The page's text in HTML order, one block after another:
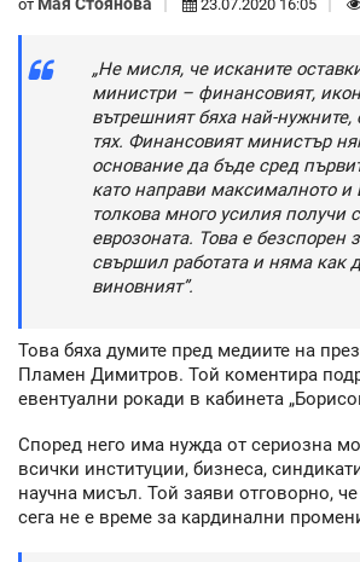
от 23.07.2020 16:05
„Не мисля, че исканите
министри – финансовият,
вътрешният бяха най-нужните,
тях. Финансовият министър
основание да бъде сред
като направи максималното и
толкова много усилия получи
еврозоната. Това е безспорен
свършил работата и няма как
виновният”.
Това бяха думите пред медиите на
Пламен Димитров. Той коментира
евентуални рокади в кабинета
Според него има нужда от сериозна
всички институции, бизнеса,
научна мисъл. Той заяви отговорно, че
сега не е време за кардинални